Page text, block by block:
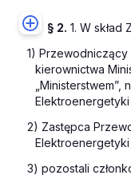
§ 2. 1. W skład
1) Przewodniczący
kierownictwa
Elektroenergetyki
2) Zastępca
Elektroenergetyki
3) pozostali